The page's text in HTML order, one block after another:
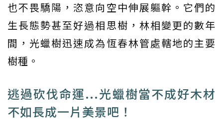
也不畏驕陽，恣意向空中伸展軀幹。它們的
生長態勢甚至好過相思樹，林相變更的數年
間，光蠟樹迅速成為恆春林管處轄地的主要
樹種。
逃過砍伐命運...光蠟樹當不成好木材
不如長成一片美景吧！